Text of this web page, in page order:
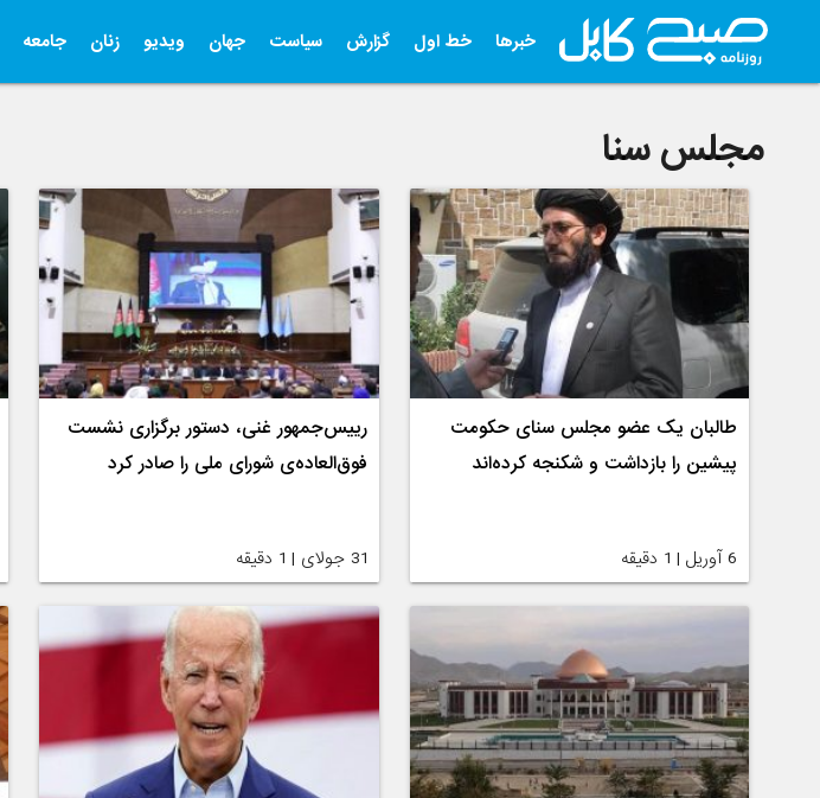
خبرها خط اول گزارش سیاست جهان ویدیو زنان جامعه
مجلس سنا
طالبان یک عضو مجلس سنای حکومت
پیشین را بازداشت و شکنجه کرده‌اند
6 آوریل | 1 دقیقه
رییس‌جمهور غنی، دستور برگزاری نشست
فوق‌العاده‌ی شورای ملی را صادر کرد
31 جولای | 1 دقیقه